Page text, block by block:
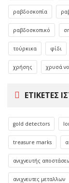
ραβδοσκοπία
ραβδοσκοπικό
τούρκικα φίδι
χρήσης χρυσά
ΕΤΙΚΈΤΕΣ
gold detectors
treasure marks
ανιχνευτής
ανιχνευτες μεταλλων